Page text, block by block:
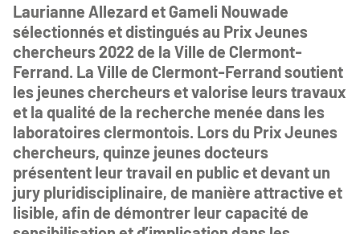
Laurianne Allezard et Gameli Nouwade
sélectionnés et distingués au Prix Jeunes
chercheurs 2022 de la Ville de Clermont-
Ferrand. La Ville de Clermont-Ferrand soutient
les jeunes chercheurs et valorise leurs travaux
et la qualité de la recherche menée dans les
laboratoires clermontois. Lors du Prix Jeunes
chercheurs, quinze jeunes docteurs
présentent leur travail en public et devant un
jury pluridisciplinaire, de manière attractive et
lisible, afin de démontrer leur capacité de